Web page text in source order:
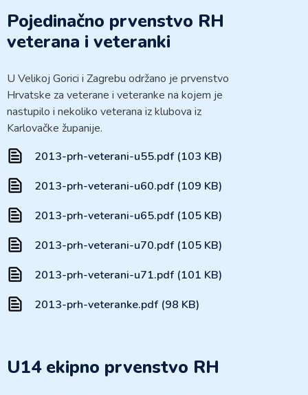
Pojedinačno prvenstvo RH
veterana i veteranki
U Velikoj Gorici i Zagrebu održano je prvenstvo
Hrvatske za veterane i veteranke na kojem je
nastupilo i nekoliko veterana iz klubova iz
Karlovačke županije.
2013-prh-veterani-u55.pdf (103 KB)
2013-prh-veterani-u60.pdf (109 KB)
2013-prh-veterani-u65.pdf (105 KB)
2013-prh-veterani-u70.pdf (105 KB)
2013-prh-veterani-u71.pdf (101 KB)
2013-prh-veteranke.pdf (98 KB)
U14 ekipno prvenstvo RH